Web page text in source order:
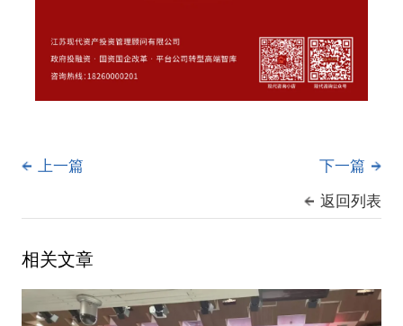
上一篇 下一篇
返回列表
相关文章